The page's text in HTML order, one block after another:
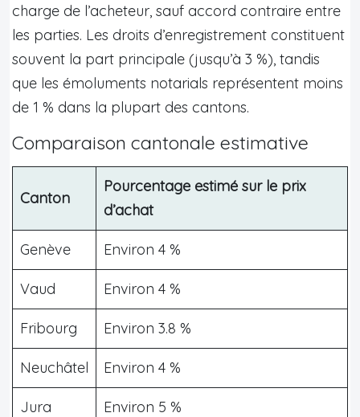
charge de l’acheteur, sauf accord contraire entre
les parties. Les droits d’enregistrement constituent
souvent la part principale (jusqu’à 3 %), tandis
que les émoluments notarials représentent moins
de 1 % dans la plupart des cantons.
Comparaison cantonale estimative
Canton
Pourcentage estimé sur le prix
d’achat
Genève Environ 4 %
Vaud Environ 4 %
Fribourg Environ 3.8 %
Neuchâtel Environ 4 %
Jura Environ 5 %